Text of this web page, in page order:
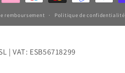
remboursement Politique de confidentialité
| VAT: ESB56718299